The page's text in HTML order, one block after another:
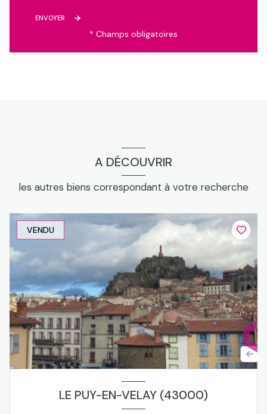
ENVOYER
* Champs obligatoires
A DÉCOUVRIR
les autres biens correspondant à votre recherche
VENDU
LE PUY-EN-VELAY (43000)